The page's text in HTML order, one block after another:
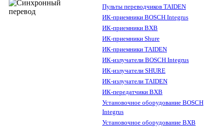
Пульты переводчиков TAIDEN
ИК-приемники BOSCH Integrus
ИК-приемники BXB
ИК-приемники Shure
ИК-приемники TAIDEN
ИК-излучатели BOSCH Integrus
ИК-излучатели SHURE
ИК-излучатели TAIDEN
ИК-передатчики BXB
Установочное оборудование BOSCH
Integrus
Установочное оборудование BXB